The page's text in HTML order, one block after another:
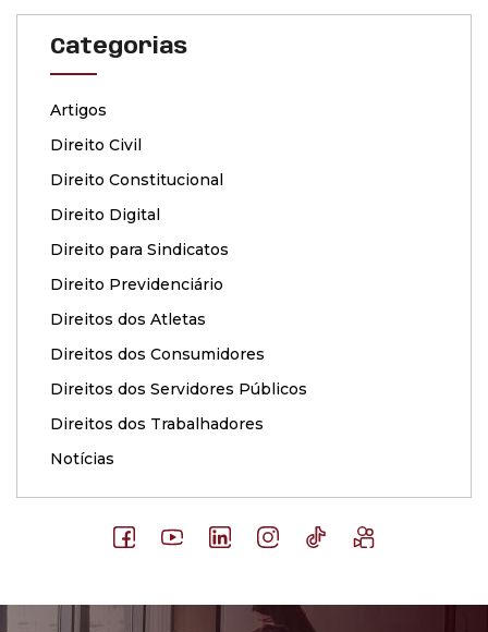
Categorias
Artigos
Direito Civil
Direito Constitucional
Direito Digital
Direito para Sindicatos
Direito Previdenciário
Direitos dos Atletas
Direitos dos Consumidores
Direitos dos Servidores Públicos
Direitos dos Trabalhadores
Notícias